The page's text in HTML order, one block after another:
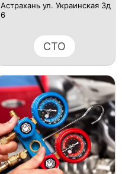
Астрахань ул. Украинская 3д
6
СТО